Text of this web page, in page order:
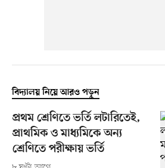
বিদ্যালয় নিয়ে আরও পড়ুন
প্রথম শ্রেণিতে ভর্তি লটারিতেই,
প্রাথমিক ও মাধ্যমিকে অন্য
শ্রেণিতে পরীক্ষায় ভর্তি